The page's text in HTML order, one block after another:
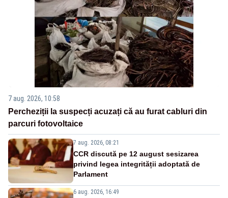
7 aug. 2026, 10:58
Percheziții la suspecți acuzați că au furat cabluri din
parcuri fotovoltaice
7 aug. 2026, 08:21
CCR discută pe 12 august sesizarea
privind legea integrității adoptată de
Parlament
6 aug. 2026, 16:49